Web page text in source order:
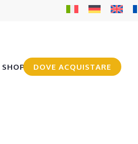
SHOP DOVE ACQUISTARE